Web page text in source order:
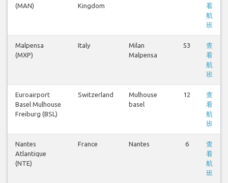
(MAN)
Kingdom
看
航
班
Malpensa
(MXP)
Italy
Milan
Malpensa
53
查
看
航
班
Euroairport
Basel Mulhouse
Freiburg (BSL)
Switzerland
Mulhouse
basel
12
查
看
航
班
Nantes
Atlantique
(NTE)
France Nantes 6
查
看
航
班